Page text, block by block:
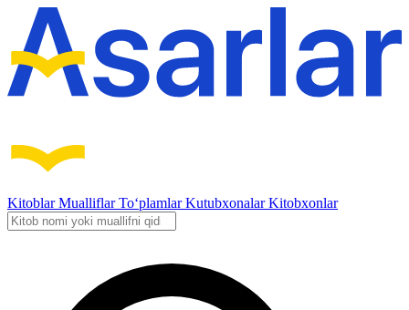
KitoblarMualliflarTo‘plamlarKutubxonalarKitobxonlar